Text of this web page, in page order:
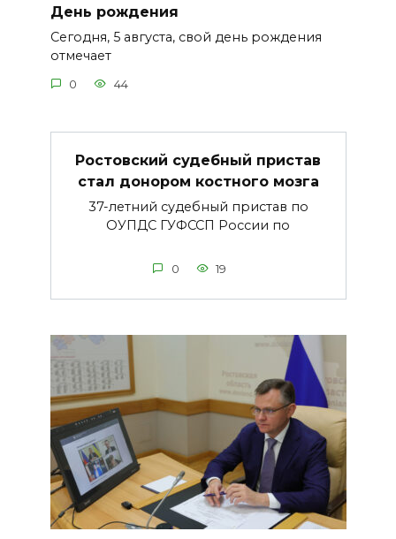
День рождения
Сегодня, 5 августа, свой день рождения
отмечает
0 44
Ростовский судебный пристав
стал донором костного мозга
37-летний судебный пристав по
ОУПДС ГУФССП России по
0 19